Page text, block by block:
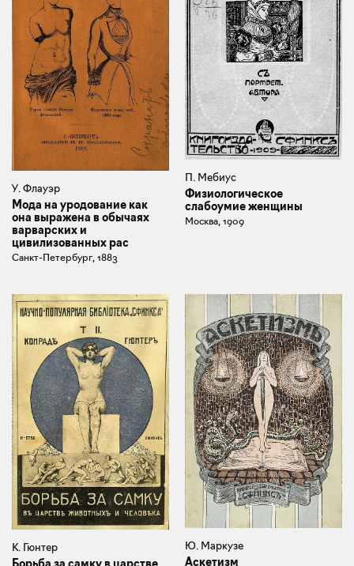
У. Флауэр
Мода на уродование как
она выражена в обычаях
варварских и
цивилизованных рас
Санкт-Петербург, 1883
П. Мебиус
Физиологическое
слабоумие женщины
Москва, 1909
К. Гюнтер Ю. Маркузе
Аскетизм